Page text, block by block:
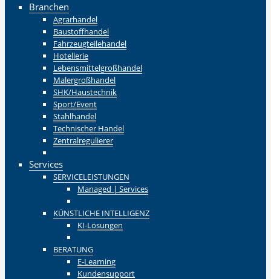
Branchen
Agrarhandel
Baustoffhandel
Fahrzeugteilehandel
Hotellerie
Lebensmittelgroßhandel
Malergroßhandel
SHK/Haustechnik
Sport/Event
Stahlhandel
Technischer Handel
Zentralregulierer
Services
SERVICELEISTUNGEN
Managed | Services
KÜNSTLICHE INTELLIGENZ
KI-Lösungen
BERATUNG
E-Learning
Kundensupport